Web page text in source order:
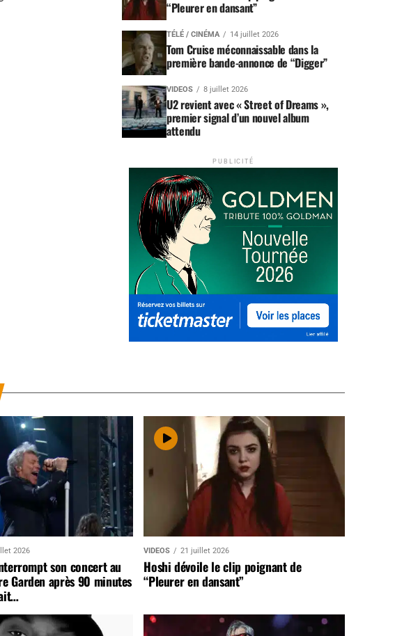
“Pleurer en dansant”
TÉLÉ / CINÉMA 14 juillet 2026
Tom Cruise méconnaissable dans la
première bande-annonce de “Digger”
VIDEOS 8 juillet 2026
U2 revient avec « Street of Dreams »,
premier signal d’un nouvel album
attendu
PUBLICITÉ
2026
son concert au
Garden après 90 minutes
VIDEOS 21 juillet 2026
Hoshi dévoile le clip poignant de
“Pleurer en dansant”